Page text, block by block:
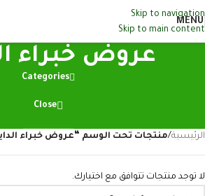
Skip to navigation
Skip to main content
MENU
عروض خبراء
Categories
Close
الرئيسية/منتجات تحت الوسم “عروض خبراء
لا توجد منتجات تتوافق مع اختيارك.